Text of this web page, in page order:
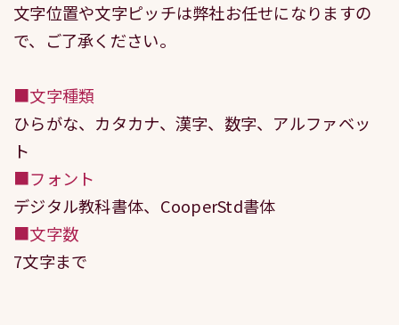
文字位置や文字ピッチは弊社お任せになりますの
で、ご了承ください。
■文字種類
ひらがな、カタカナ、漢字、数字、アルファベッ
ト
■フォント
デジタル教科書体、CooperStd書体
■文字数
7文字まで